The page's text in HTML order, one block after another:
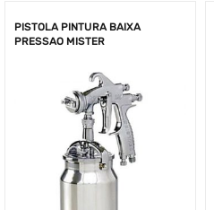
PISTOLA PINTURA BAIXA
PRESSAO MISTER